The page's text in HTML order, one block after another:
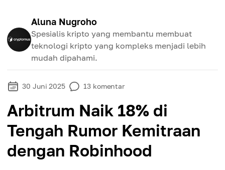
Aluna Nugroho
Spesialis kripto yang membantu membuat
teknologi kripto yang kompleks menjadi lebih
mudah dipahami.
30 Juni 2025 13 komentar
Arbitrum Naik 18% di
Tengah Rumor Kemitraan
dengan Robinhood